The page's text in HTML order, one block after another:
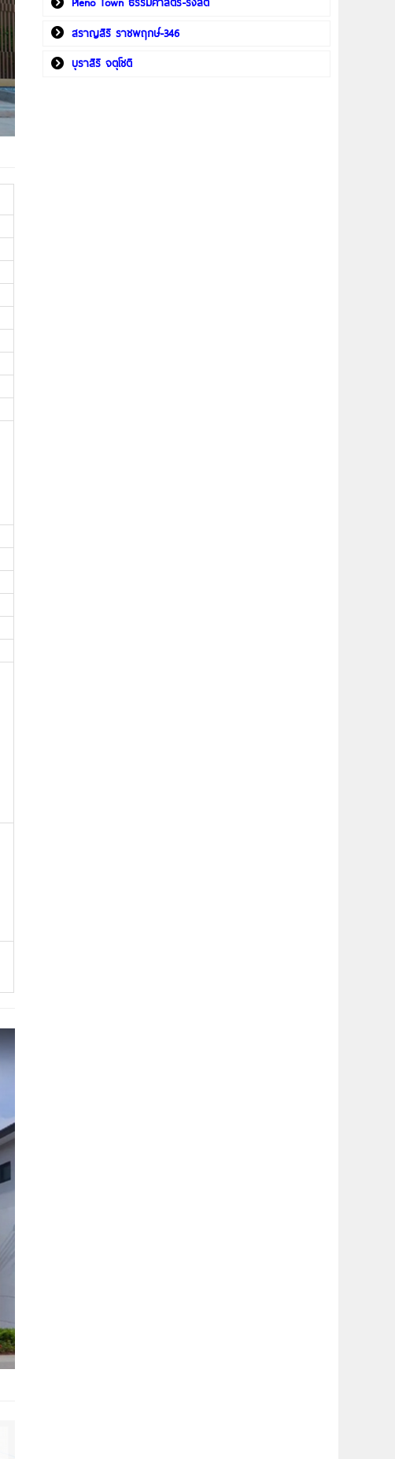
สราญสิริ ราชพฤกษ์-346
บุราสิริ จตุโชติ